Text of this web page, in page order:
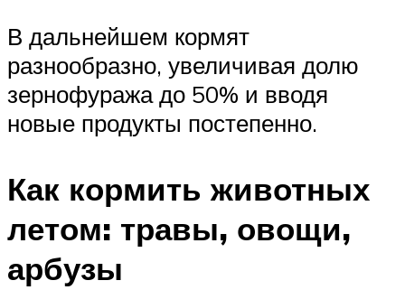
В дальнейшем кормят
разнообразно, увеличивая долю
зернофуража до 50% и вводя
новые продукты постепенно.
Как кормить животных
летом: травы, овощи,
арбузы